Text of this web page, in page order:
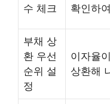
수 체크
확인하
부채 상
환 우선
순위 설
정
이자율
상환해